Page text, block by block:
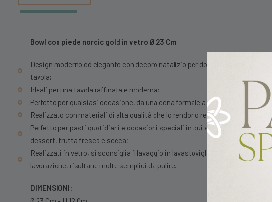
Bowl con piede nordic gold in vetro Ø 23 Cm
Design moderno ed elegante con decoro natalizio per donare un tocco di
tavola;
Ideali per una tavola raffinata e moderna;
Perfetto per qualsiasi occasione, da una cena formale a un pranzo informale;
Realizzato con materiali di alta qualità che lo rendono resistente e durevole;
Perfetto per pasti quotidiani e occasioni speciali in cui servire antipasti,
dessert, frutta fresca e secca;
Realizzati in vetro, si sconsiglia il lavaggio in lavastoviglie al fine di preservare
lavorazione, risultano molto semplici da pulire.
DIMENSIONI: